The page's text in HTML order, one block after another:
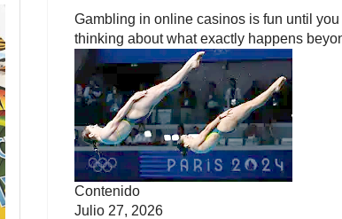
Gambling in online casinos is fun until you
thinking about what exactly happens
Contenido
Julio 27, 2026